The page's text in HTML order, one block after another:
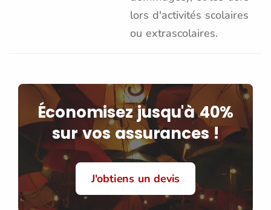
lors d'activités scolaires
ou extrascolaires.
Économisez jusqu'à 40%
sur vos assurances !
J'obtiens un devis